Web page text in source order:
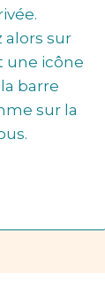
alors sur
une icône
barre
sur la